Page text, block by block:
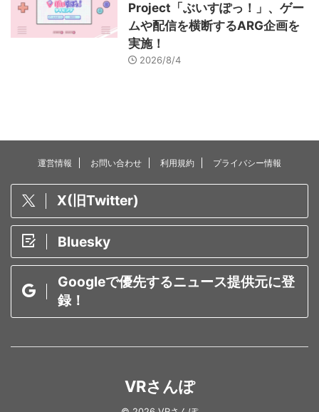
Project「ぶいすぽっ！」、ゲー
ムや配信を横断するARG企画を
実施！
2026/8/4
運営情報 お問い合わせ 利用規約 プライバシー情報
X(旧Twitter)
Bluesky
Googleで優先するニュース提供元に登
録！
VRさんぽ